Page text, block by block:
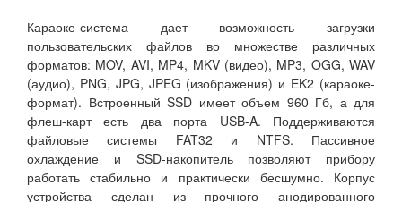
Караоке-система дает возможность загрузки
пользовательских файлов во множестве различных
форматов: MOV, AVI, MP4, MKV (видео), MP3, OGG, WAV
(аудио), PNG, JPG, JPEG (изображения) и EK2 (караоке-
формат). Встроенный SSD имеет объем 960 Гб, а для
флеш-карт есть два порта USB-A. Поддерживаются
файловые системы FAT32 и NTFS. Пассивное
охлаждение и SSD-накопитель позволяют прибору
работать стабильно и практически бесшумно. Корпус
устройства сделан из прочного анодированного